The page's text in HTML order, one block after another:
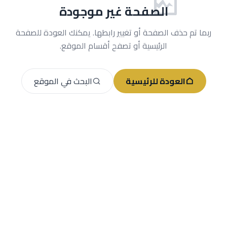
الصفحة غير موجودة
ربما تم حذف الصفحة أو تغيير رابطها. يمكنك العودة للصفحة
الرئيسية أو تصفح أقسام الموقع.
العودة للرئيسية البحث في الموقع